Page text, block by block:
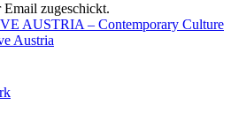
zugeschickt.
AUSTRIA – Contemporary Culture